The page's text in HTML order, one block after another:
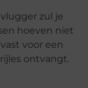
zul je
hoeven niet
voor een
ontvangt.